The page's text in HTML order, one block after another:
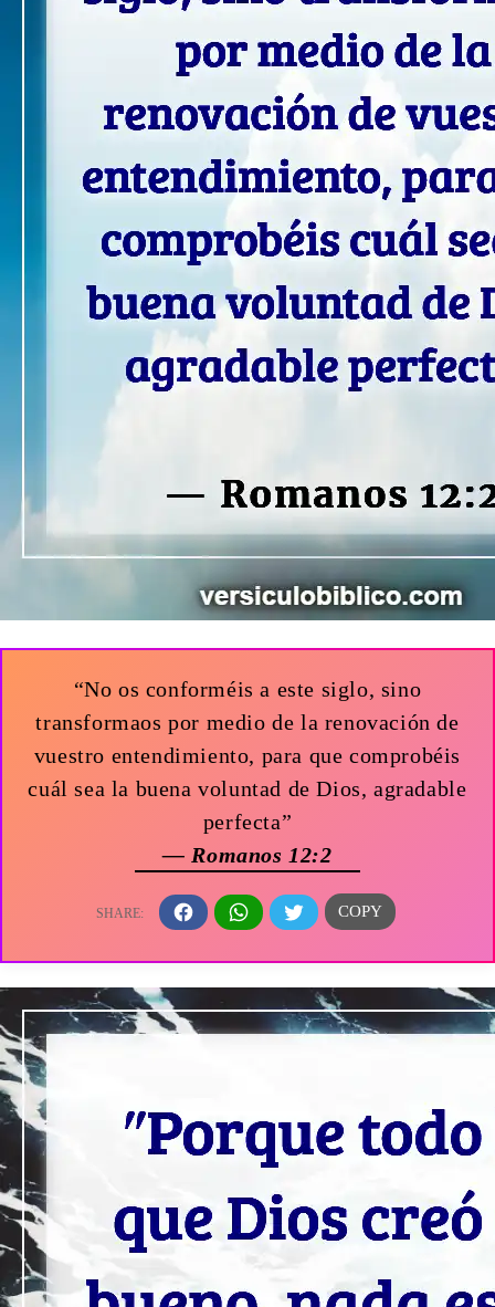
“No os conforméis a este siglo, sino
transformaos por medio de la renovación de
vuestro entendimiento, para que comprobéis
cuál sea la buena voluntad de Dios, agradable
perfecta”
— Romanos 12:2